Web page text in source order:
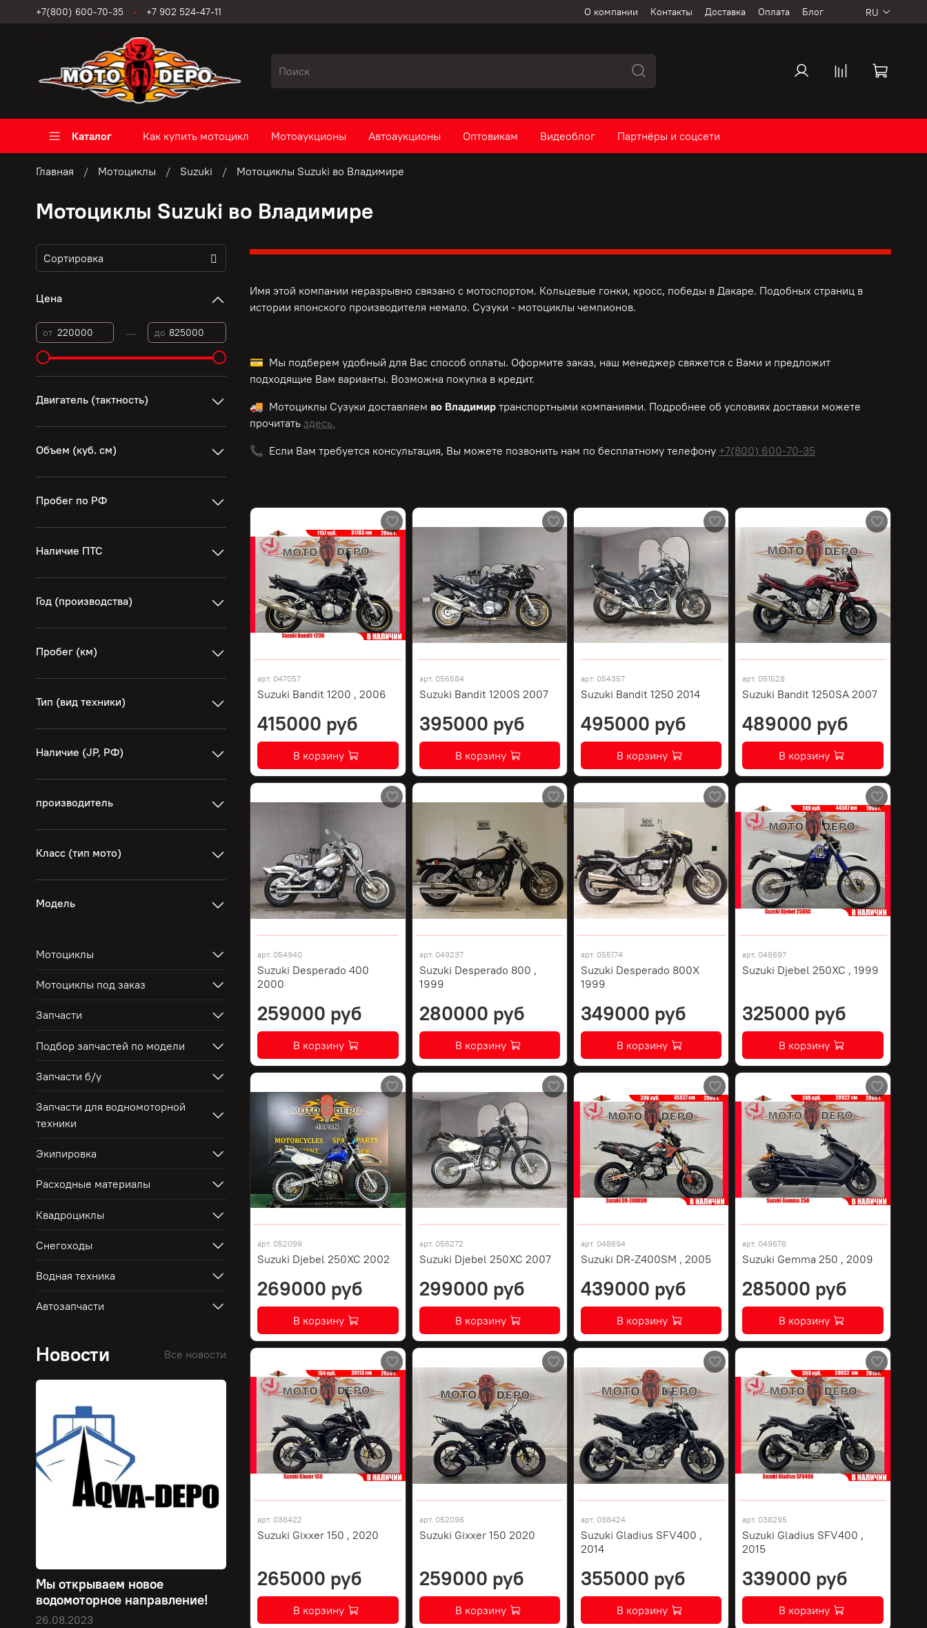
О компании Контакты Доставка Оплата Блог
+7(800) 600-70-35 +7 902 524-47-11 RU
Каталог Как купить мотоцикл Мотоаукционы Автоаукционы Оптовикам Видеоблог Партнёры и соцсети
Главная Мотоциклы Suzuki Мотоциклы Suzuki во Владимире
Мотоциклы Suzuki во Владимире
Имя этой компании неразрывно связано с мотоспортом. Кольцевые гонки, кросс, победы в Дакаре. Подобных страниц в
истории японского производителя немало. Сузуки - мотоциклы чемпионов.
💳 Мы подберем удобный для Вас способ оплаты. Оформите заказ, наш менеджер свяжется с Вами и предложит
подходящие Вам варианты. Возможна покупка в кредит.
🚚 Мотоциклы Сузуки доставляем во Владимиртранспортными компаниями. Подробнее об условиях доставки можете
прочитать здесь.
📞 Если Вам требуется консультация, Вы можете позвонить нам по бесплатномутелефону +7(800) 600-70-35
арт. 047057
Suzuki Bandit 1200 , 2006
415000 руб
В корзину
арт. 056584
Suzuki Bandit 1200S 2007
395000 руб
В корзину
арт. 054357
Suzuki Bandit 1250 2014
495000 руб
В корзину
арт. 051528
Suzuki Bandit 1250SA 2007
489000 руб
В корзину
арт. 054940
Suzuki Desperado 400
2000
259000 руб
В корзину
арт. 049237
Suzuki Desperado 800 ,
1999
280000 руб
В корзину
арт. 055174
Suzuki Desperado 800X
1999
349000 руб
В корзину
арт. 048697
Suzuki Djebel 250XC , 1999
325000 руб
В корзину
арт. 052099
Suzuki Djebel 250XC 2002
269000 руб
В корзину
арт. 056272
Suzuki Djebel 250XC 2007
299000 руб
В корзину
арт. 048694
Suzuki DR-Z400SM , 2005
439000 руб
В корзину
арт. 049678
Suzuki Gemma 250 , 2009
285000 руб
В корзину
арт. 038422
Suzuki Gixxer 150 , 2020
265000 руб
В корзину
арт. 052096
Suzuki Gixxer 150 2020
259000 руб
В корзину
арт. 038424
Suzuki Gladius SFV400 ,
2014
355000 руб
В корзину
арт. 038295
Suzuki Gladius SFV400 ,
2015
339000 руб
В корзину
Цена
от — до
Двигатель (тактность)
Объем (куб. см)
Пробег по РФ
Наличие ПТС
Год (производства)
Пробег (км)
Тип (вид техники)
Наличие (JP, РФ)
производитель
Класс (тип мото)
Модель
Мотоциклы
Мотоциклы под заказ
Запчасти
Подбор запчастей по модели
Запчасти б/у
Запчасти для водномоторной
техники
Экипировка
Расходные материалы
Квадроциклы
Снегоходы
Водная техника
Автозапчасти
Новости Все новости
Мы открываем новое
водомоторное направление!
26.08.2023